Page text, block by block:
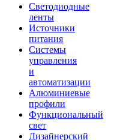
Светодиодные
ленты
Источники
питания
Системы
управления
и
автоматизации
Алюминиевые
профили
Функциональный
свет
Дизайнерский